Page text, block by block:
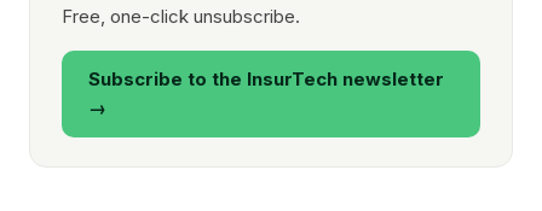
Free, one-click unsubscribe.
Subscribe to the InsurTech newsletter
→